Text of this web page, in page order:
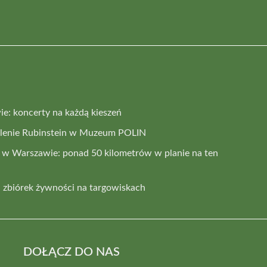
koncerty na każdą kieszeń
Rubinstein w Muzeum POLIN
Warszawie: ponad 50 kilometrów w planie na ten
żywności na targowiskach
DOŁĄCZ DO NAS